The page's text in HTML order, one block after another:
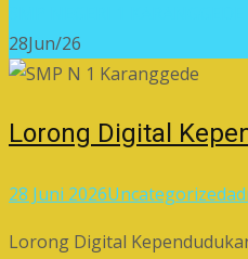
28Jun/26
Lorong Digital
28 Juni 2026Uncategorized
Lorong Digital